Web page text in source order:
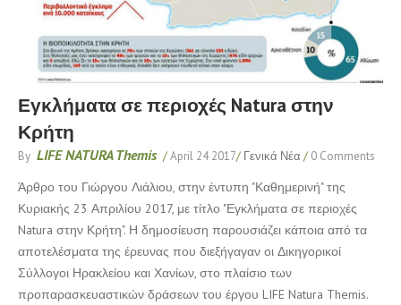
Εγκλήματα σε περιοχές Natura στην
Κρήτη
By LIFE NATURA Themis /April 24 2017/ Γενικά Νέα / 0 Comments
Άρθρο του Γιώργου Λιάλιου, στην έντυπη "Καθημερινή" της
Κυριακής 23 Απριλίου 2017, με τίτλο "Εγκλήματα σε περιοχές
Natura στην Κρήτη". Η δημοσίευση παρουσιάζει κάποια από τα
αποτελέσματα της έρευνας που διεξήγαγαν οι Δικηγορικοί
Σύλλογοι Ηρακλείου και Χανίων, στο πλαίσιο των
προπαρασκευαστικών δράσεων του έργου LIFE Natura Themis.